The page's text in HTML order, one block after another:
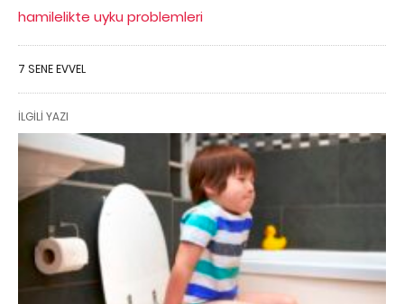
hamilelikte uyku problemleri
7 SENE EVVEL
İLGILI YAZI